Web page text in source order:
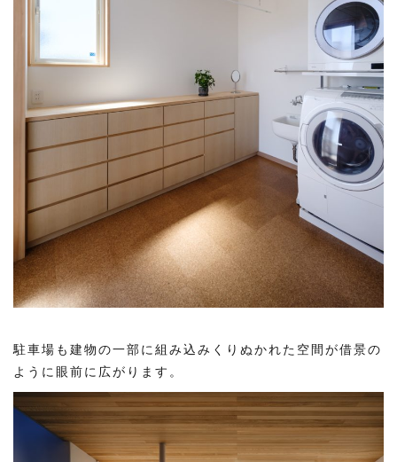
駐車場も建物の一部に組み込みくりぬかれた空間が借景の
ように眼前に広がります。